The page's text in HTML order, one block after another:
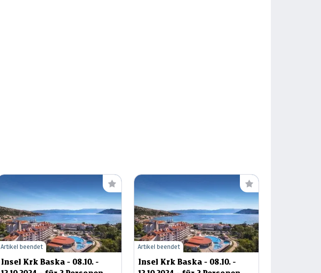
Insel Krk Baska - 08.10. -
Artikel beendet
Insel Krk Baska - 08.10. -
Artikel beendet